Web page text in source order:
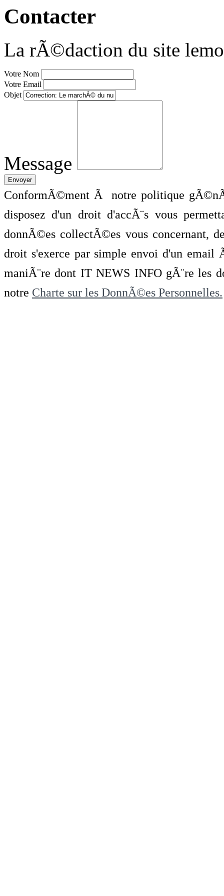
Contacter
La rÃ©daction du site
Votre Nom
Votre Email
Objet
Message
ConformÃ©ment Ã notre politique
disposez d'un droit d'accÃ¨s vous
donnÃ©es collectÃ©es vous concernant,
droit s'exerce par simple envoi d'un
maniÃ¨re dont IT NEWS INFO gÃ¨re les
notre Charte sur les DonnÃ©es Personnelles.